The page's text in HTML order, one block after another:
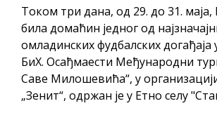
НЕПРОПИСНОГ ОДЛАГАЊА
ДОДЈЕЛУ ФИНАНСИЈСКЕ
Током три дана, од 29. до 31. маја,
била домаћин једног од
омладинских фудбалских догађаја
БиХ. Осађмаести Међународни
Саве Милошевића“, у
„Зенит“, одржан је у Етно селу